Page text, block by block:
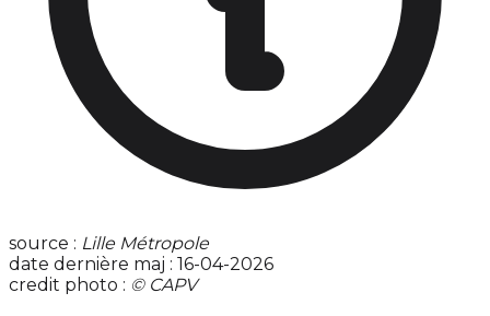
source : Lille Métropole
date dernière maj : 16-04-2026
credit photo : © CAPV